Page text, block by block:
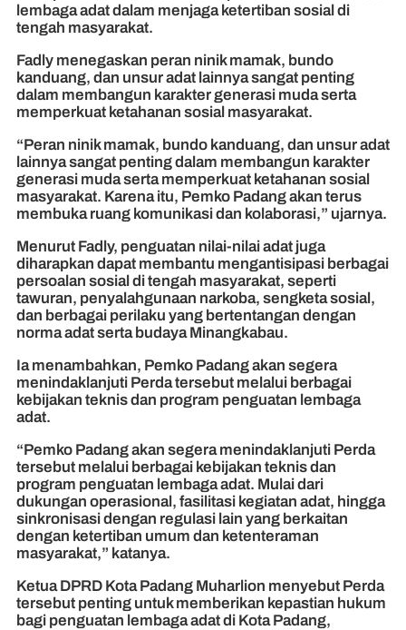
lembaga adat dalam menjaga ketertiban sosial di
tengah masyarakat.
Fadly menegaskan peran ninik mamak, bundo
kanduang, dan unsur adat lainnya sangat penting
dalam membangun karakter generasi muda serta
memperkuat ketahanan sosial masyarakat.
“Peran ninik mamak, bundo kanduang, dan unsur adat
lainnya sangat penting dalam membangun karakter
generasi muda serta memperkuat ketahanan sosial
masyarakat. Karena itu, Pemko Padang akan terus
membuka ruang komunikasi dan kolaborasi,” ujarnya.
Menurut Fadly, penguatan nilai-nilai adat juga
diharapkan dapat membantu mengantisipasi berbagai
persoalan sosial di tengah masyarakat, seperti
tawuran, penyalahgunaan narkoba, sengketa sosial,
dan berbagai perilaku yang bertentangan dengan
norma adat serta budaya Minangkabau.
Ia menambahkan, Pemko Padang akan segera
menindaklanjuti Perda tersebut melalui berbagai
kebijakan teknis dan program penguatan lembaga
adat.
“Pemko Padang akan segera menindaklanjuti Perda
tersebut melalui berbagai kebijakan teknis dan
program penguatan lembaga adat. Mulai dari
dukungan operasional, fasilitasi kegiatan adat, hingga
sinkronisasi dengan regulasi lain yang berkaitan
dengan ketertiban umum dan ketenteraman
masyarakat,” katanya.
Ketua DPRD Kota Padang Muharlion menyebut Perda
tersebut penting untuk memberikan kepastian hukum
bagi penguatan lembaga adat di Kota Padang,